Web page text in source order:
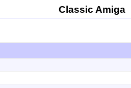
Classic Amiga